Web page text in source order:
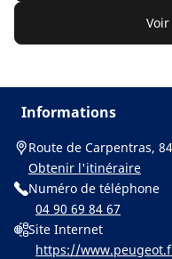
Informations
Route de Carpentras,
Obtenir l'itinéraire
Numéro de téléphone
04 90 69 84 67
Site Internet
https://